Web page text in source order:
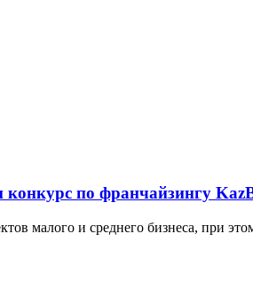
по франчайзингу
малого и среднего бизнеса,